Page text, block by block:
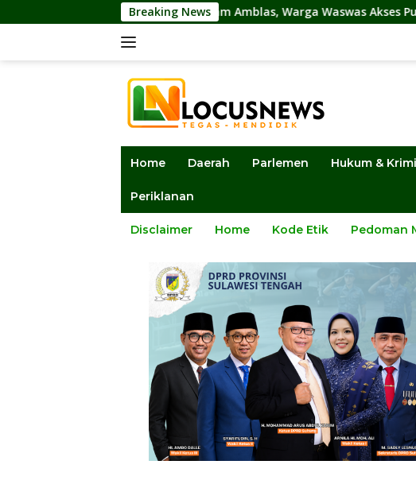
ke
Breaking News
Terancam Amblas, Warga Waswas Akses Putus
Home Daerah Parlemen Hukum &
Periklanan
Disclaimer Home Kode Etik Pedoman